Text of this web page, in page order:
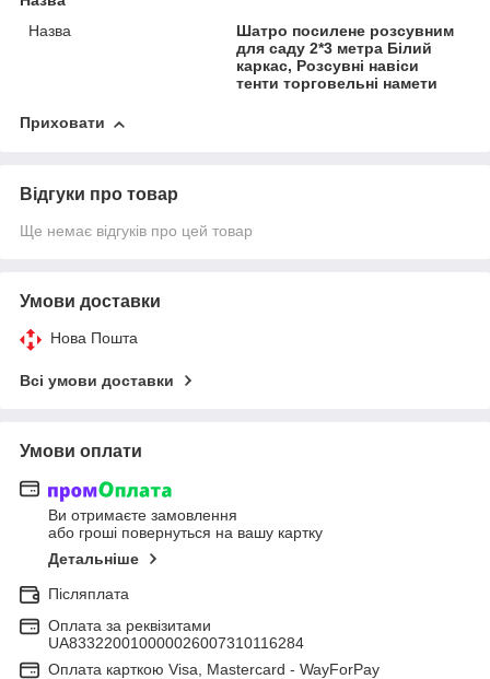
Назва
Шатро посилене розсувним
для саду 2*3 метра Білий
каркас, Розсувні навіси
тенти торговельні намети
Приховати
Відгуки про товар
Ще немає відгуків про цей товар
Умови доставки
Нова Пошта
Всі умови доставки
Умови оплати
Ви отримаєте замовлення
або гроші повернуться на вашу картку
Детальніше
Післяплата
Оплата за реквізитами
UA833220010000026007310116284
Оплата карткою Visa, Mastercard - WayForPay